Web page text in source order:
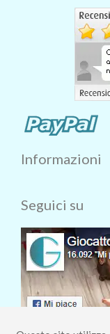
Informazioni
Seguici su